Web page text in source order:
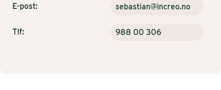
E-post: sebastian@increo.no
Tlf: 988 00 306